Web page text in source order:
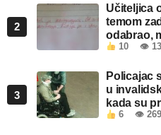
2
Učiteljica
temom
odabrao,
10 👁
3
Policajac
u
kada su
6 👁 269